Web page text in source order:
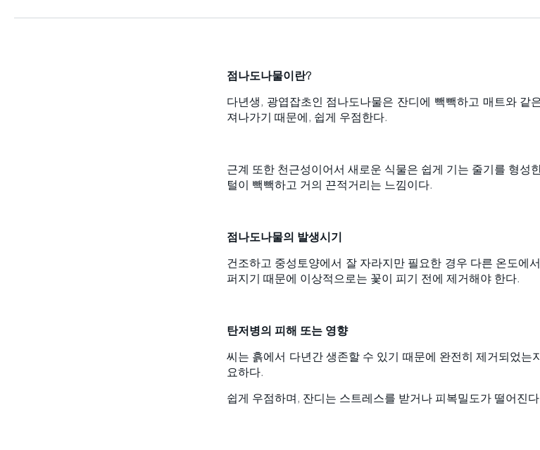
점나도나물이란?
다년생, 광엽잡초인 점나도나물은 잔디에 빽빽하고 매트와 같
져나가기 때문에, 쉽게 우점한다.
근계 또한 천근성이어서 새로운 식물은 쉽게 기는 줄기를 형성
털이 빽빽하고 거의 끈적거리는 느낌이다.
점나도나물의 발생시기
건조하고 중성토양에서 잘 자라지만 필요한 경우 다른 온도에
퍼지기 때문에 이상적으로는 꽃이 피기 전에 제거해야 한다.
탄저병의 피해 또는 영향
씨는 흙에서 다년간 생존할 수 있기 때문에 완전히 제거되었는
요하다.
쉽게 우점하며, 잔디는 스트레스를 받거나 피복밀도가 떨어진